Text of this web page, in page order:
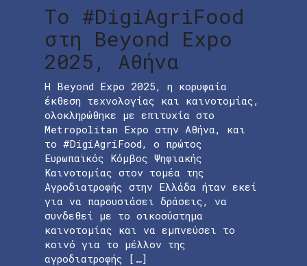
Το #DigiAgriFood
στη Beyond Expo
2025, Αθήνα
Η Beyond Expo 2025, η κορυφαία
έκθεση τεχνολογίας και καινοτομίας,
ολοκληρώθηκε με επιτυχία στο
Metropolitan Expo στην Αθήνα, και
το #DigiAgriFood, o πρώτος
Ευρωπαϊκός Κόμβος Ψηφιακής
Καινοτομίας στον τομέα της
Αγροδιατροφής στην Ελλάδα ήταν εκεί
για να παρουσιάσει δράσεις, να
συνδεθεί με το οικοσύστημα
καινοτομίας και να εμπνεύσει το
κοινό για το μέλλον της
αγροδιατροφής […]